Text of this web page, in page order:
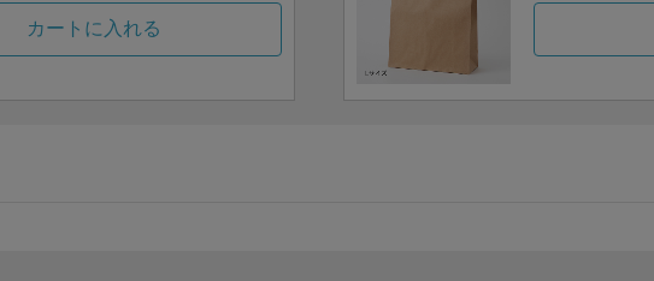
カートに入れる